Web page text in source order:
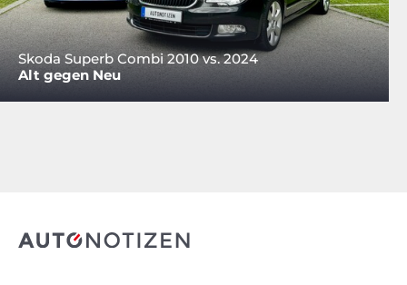
Skoda Superb Combi 2010 vs. 2024
Alt gegen Neu